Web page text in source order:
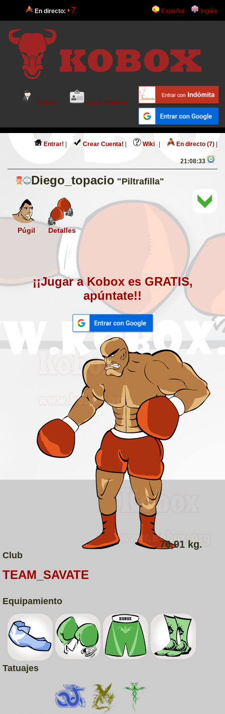
En directo: 7 Español Inglés
Entrar! Crear Cuenta!
Entrar! Crear Cuenta! Wiki En directo (7)
21:08:33
Diego_topacio "Piltrafilla"
Púgil Detalles
¡¡Jugar a Kobox es GRATIS,
apúntate!!
76,91 kg.
Club
TEAM_SAVATE
Equipamiento
Tatuajes